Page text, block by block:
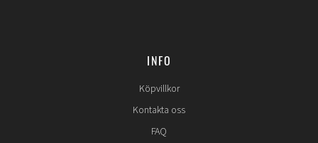
INFO
Köpvillkor
Kontakta oss
FAQ